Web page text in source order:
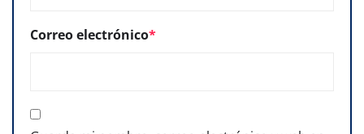
Correo electrónico*